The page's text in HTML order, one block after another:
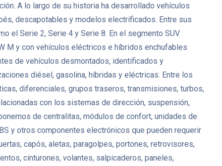
A lo largo de su historia ha desarrollado vehículos
descapotables y modelos electrificados. Entre sus
el Serie 2, Serie 4 y Serie 8. En el segmento SUV
M y con vehículos eléctricos e híbridos enchufables
de vehículos desmontados, identificados y
diésel, gasolina, híbridas y eléctricas. Entre los
diferenciales, grupos traseros, transmisiones, turbos,
con los sistemas de dirección, suspensión,
de centralitas, módulos de confort, unidades de
y otros componentes electrónicos que pueden requerir
capós, aletas, paragolpes, portones, retrovisores,
cinturones, volantes, salpicaderos, paneles,